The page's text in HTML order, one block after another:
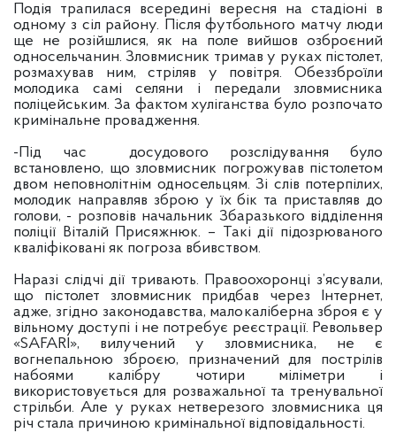
Подія трапилася всередині вересня на стадіоні в
одному з сіл району. Після футбольного матчу люди
ще не розійшлися, як на поле вийшов озброєний
односельчанин. Зловмисник тримав у руках пістолет,
розмахував ним, стріляв у повітря. Обеззброїли
молодика самі селяни і передали зловмисника
поліцейським. За фактом хуліганства було розпочато
кримінальне провадження.
-Під час досудового розслідування було
встановлено, що зловмисник погрожував пістолетом
двом неповнолітнім односельцям. Зі слів потерпілих,
молодик направляв зброю у їх бік та приставляв до
голови, - розповів начальник Збаразького відділення
поліції Віталій Присяжнюк. – Такі дії підозрюваного
кваліфіковані як погроза вбивством.
Наразі слідчі дії тривають. Правоохоронці з’ясували,
що пістолет зловмисник придбав через Інтернет,
адже, згідно законодавства, малокаліберна зброя є у
вільному доступі і не потребує реєстрації. Револьвер
«SAFARI», вилучений у зловмисника, не є
вогнепальною зброєю, призначений для пострілів
набоями калібру чотири міліметри і
використовується для розважальної та тренувальної
стрільби. Але у руках нетверезого зловмисника ця
річ стала причиною кримінальної відповідальності.